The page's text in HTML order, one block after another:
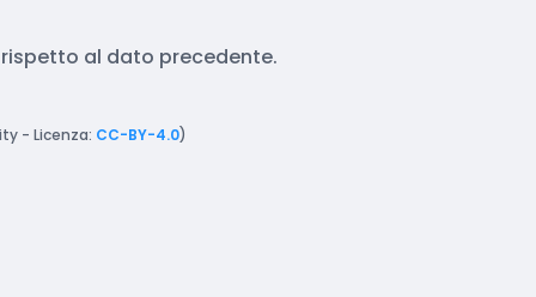
al dato precedente.
- Licenza: CC-BY-4.0)